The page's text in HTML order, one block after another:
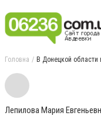
Головна В Донецкой
Лепилова Мария